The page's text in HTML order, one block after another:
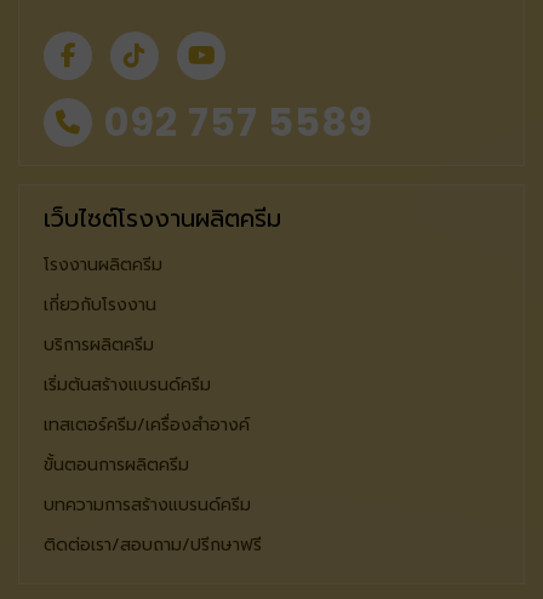
092 757 5589
เว็บไซต์โรงงานผลิตครีม
โรงงานผลิตครีม
เกี่ยวกับโรงงาน
บริการผลิตครีม
เริ่มต้นสร้างแบรนด์ครีม
เทสเตอร์ครีม/เครื่องสำอางค์
ขั้นตอนการผลิตครีม
บทความการสร้างแบรนด์ครีม
ติดต่อเรา/สอบถาม/ปรีกษาฟรี